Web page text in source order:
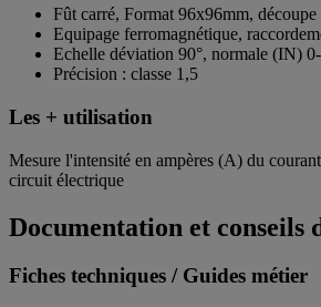
Fût carré, Format 96x96mm, découpe
Equipage ferromagnétique,
Echelle déviation 90°, normale (IN)
Précision : classe 1,5
Les + utilisation
Mesure l'intensité en ampères (A) du
circuit électrique
Documentation et conseils
Fiches techniques / Guides métier